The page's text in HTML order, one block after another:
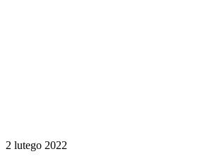
2 lutego 2022